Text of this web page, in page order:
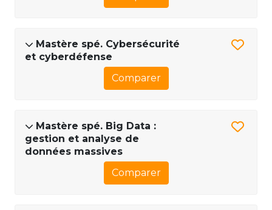
Mastère spé. Cybersécurité
et cyberdéfense
Comparer
Mastère spé. Big Data :
gestion et analyse de
données massives
Comparer